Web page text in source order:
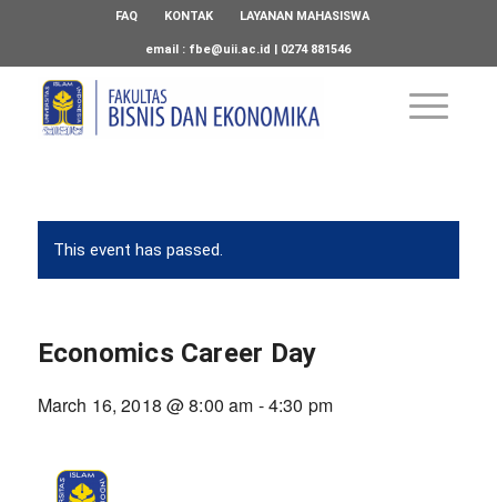
FAQ KONTAK LAYANAN MAHASISWA
email : fbe@uii.ac.id | 0274 881546
This event has passed.
Economics Career Day
March 16, 2018 @ 8:00 am -4:30 pm